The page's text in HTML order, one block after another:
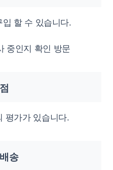
입 할 수 있습니다.
중인지 확인 방문
평가가 있습니다.
송